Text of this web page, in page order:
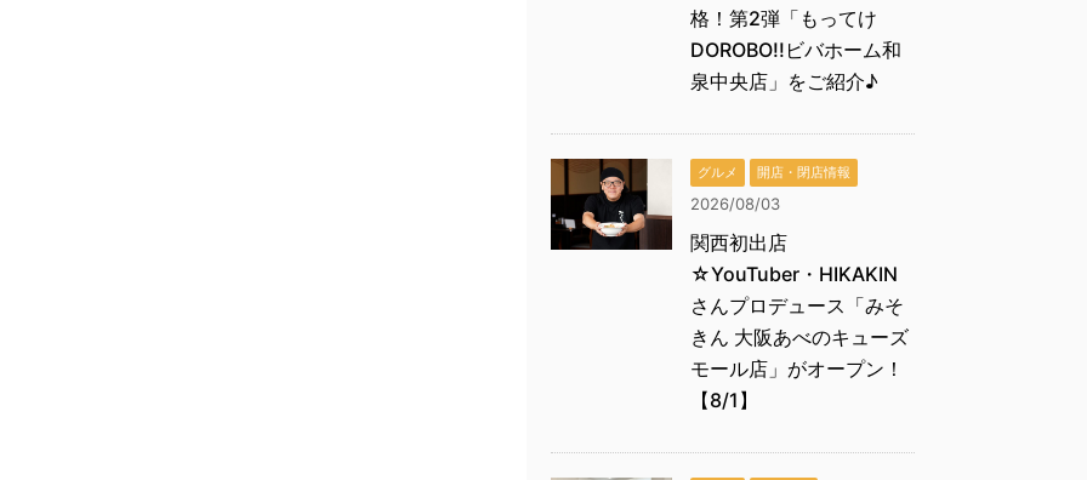
格！第2弾「もってけ
DOROBO!!ビバホーム和
泉中央店」をご紹介♪
グルメ 開店・閉店情報
2026/08/03
関西初出店
☆YouTuber・HIKAKIN
さんプロデュース「みそ
きん 大阪あべのキューズ
モール店」がオープン！
【8/1】